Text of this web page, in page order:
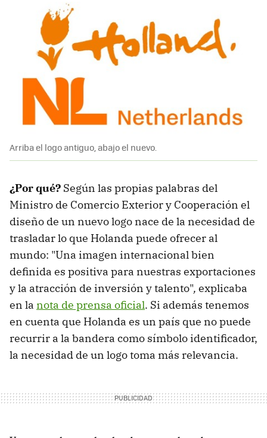
Arriba el logo antiguo, abajo el nuevo.
¿Por qué? Según las propias palabras del
Ministro de Comercio Exterior y Cooperación el
diseño de un nuevo logo nace de la necesidad de
trasladar lo que Holanda puede ofrecer al
mundo: "Una imagen internacional bien
definida es positiva para nuestras exportaciones
y la atracción de inversión y talento", explicaba
en la nota de prensa oficial. Si además tenemos
en cuenta que Holanda es un país que no puede
recurrir a la bandera como símbolo identificador,
la necesidad de un logo toma más relevancia.